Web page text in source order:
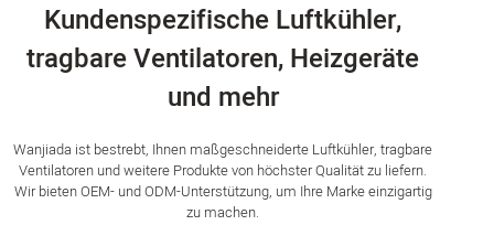
Kundenspezifische Luftkühler,
tragbare Ventilatoren, Heizgeräte
und mehr
Wanjiada ist bestrebt, Ihnen maßgeschneiderte Luftkühler, tragbare
Ventilatoren und weitere Produkte von höchster Qualität zu liefern.
Wir bieten OEM- und ODM-Unterstützung, um Ihre Marke einzigartig
zu machen.